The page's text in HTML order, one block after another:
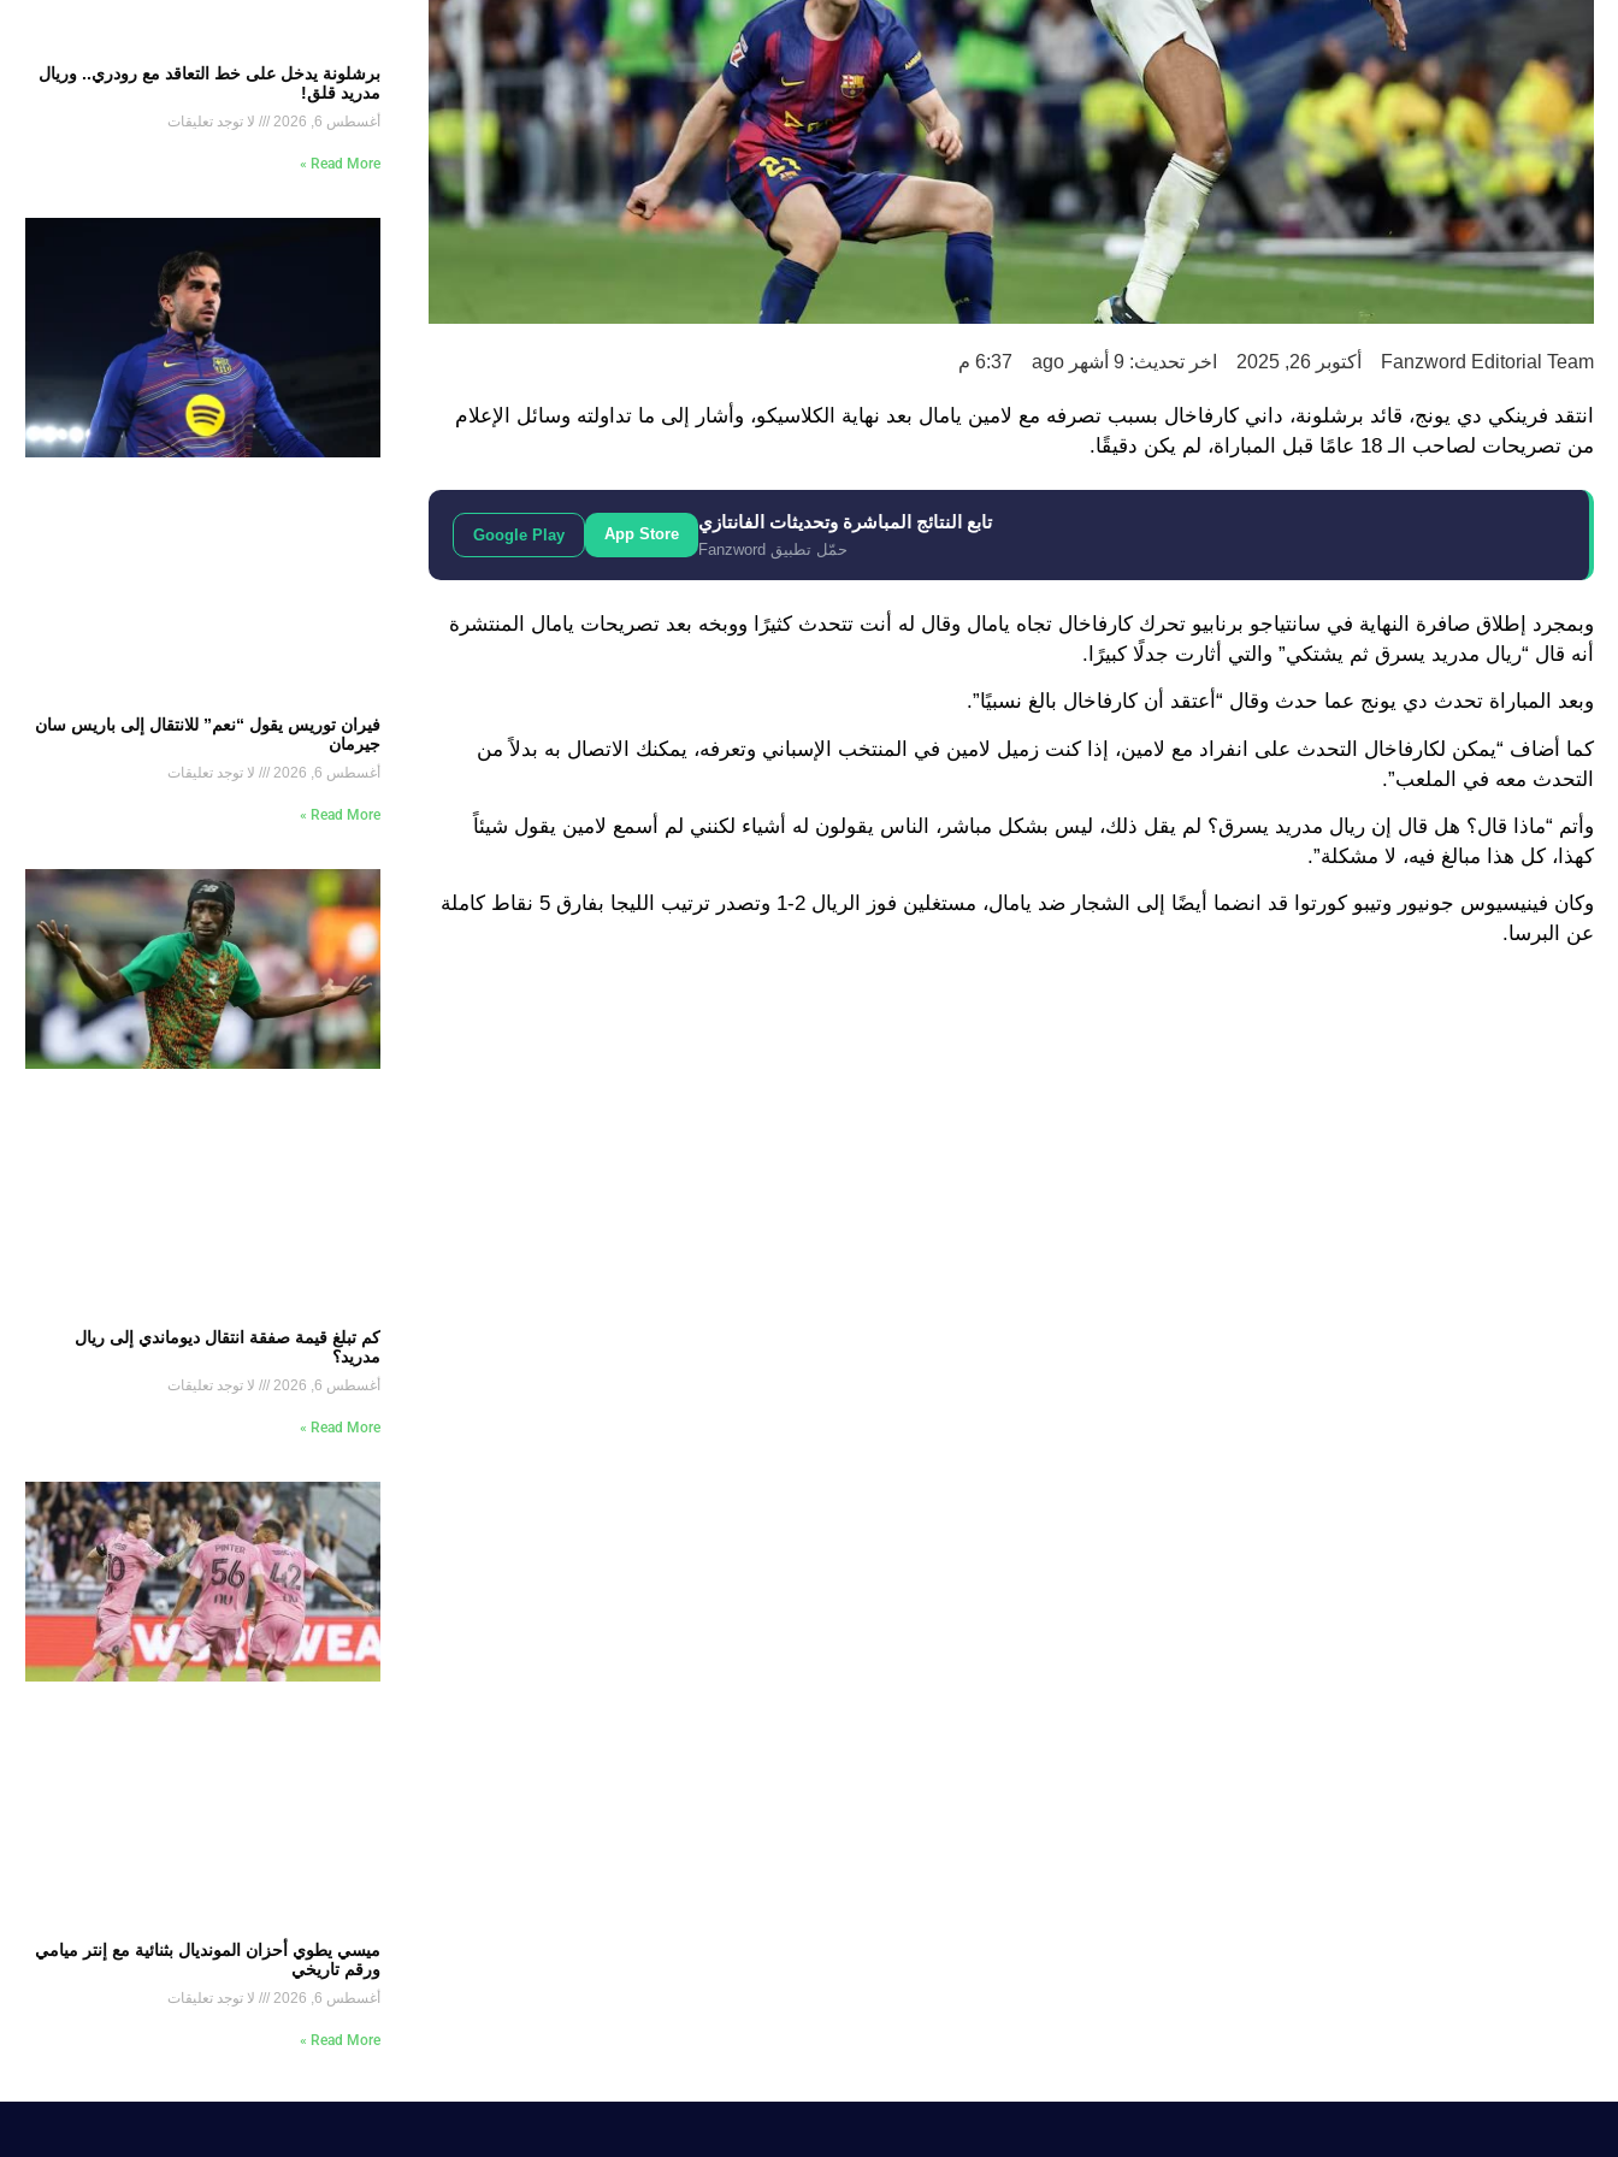
Fanzword Editorial Team أكتوبر 26, 2025 اخر تحديث: 9 أشهر ago 6:37 م
انتقد فرينكي دي يونج، قائد برشلونة، داني كارفاخال بسبب تصرفه مع لامين يامال بعد نهاية الكلاسيكو، وأشار إلى ما تداولته وسائل الإعلام
من تصريحات لصاحب الـ 18 عامًا قبل المباراة، لم يكن دقيقًا.
تابع النتائج المباشرة وتحديثات الفانتازي
حمّل تطبيق Fanzword
App Store
Google Play
وبمجرد إطلاق صافرة النهاية في سانتياجو برنابيو تحرك كارفاخال تجاه يامال وقال له أنت تتحدث كثيرًا ووبخه بعد تصريحات يامال المنتشرة
أنه قال “ريال مدريد يسرق ثم يشتكي” والتي أثارت جدلًا كبيرًا.
وبعد المباراة تحدث دي يونج عما حدث وقال “أعتقد أن كارفاخال بالغ نسبيًا”.
كما أضاف “يمكن لكارفاخال التحدث على انفراد مع لامين، إذا كنت زميل لامين في المنتخب الإسباني وتعرفه، يمكنك الاتصال به بدلاً من
التحدث معه في الملعب”.
وأتم “ماذا قال؟ هل قال إن ريال مدريد يسرق؟ لم يقل ذلك، ليس بشكل مباشر، الناس يقولون له أشياء لكنني لم أسمع لامين يقول شيئاً
كهذا، كل هذا مبالغ فيه، لا مشكلة”.
وكان فينيسيوس جونيور وتيبو كورتوا قد انضما أيضًا إلى الشجار ضد يامال، مستغلين فوز الريال 2-1 وتصدر ترتيب الليجا بفارق 5 نقاط كاملة
عن البرسا.
برشلونة يدخل على خط التعاقد مع رودري.. وريال
مدريد قلق!
أغسطس 6, 2026 لا توجد تعليقات
Read More »
فيران توريس يقول “نعم” للانتقال إلى باريس سان
جيرمان
أغسطس 6, 2026 لا توجد تعليقات
Read More »
كم تبلغ قيمة صفقة انتقال ديوماندي إلى ريال
مدريد؟
أغسطس 6, 2026 لا توجد تعليقات
Read More »
ميسي يطوي أحزان المونديال بثنائية مع إنتر ميامي
ورقم تاريخي
أغسطس 6, 2026 لا توجد تعليقات
Read More »